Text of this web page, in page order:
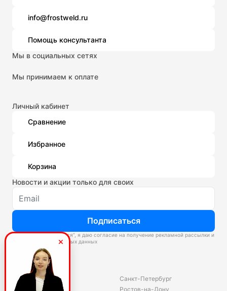
info@frostweld.ru
Помощь консультанта
Мы в социальных сетях
Мы принимаем к оплате
Личный кабинет
Сравнение
Избранное
Корзина
Новости и акции только для своих
Подписаться
Нажимая “Подписаться”, я даю согласие на получение рекламной рассылки и
обработку персональных данных
Склады
Владивосток
Екатеринбург
Санкт-Петербург
Ростов-на-Дону